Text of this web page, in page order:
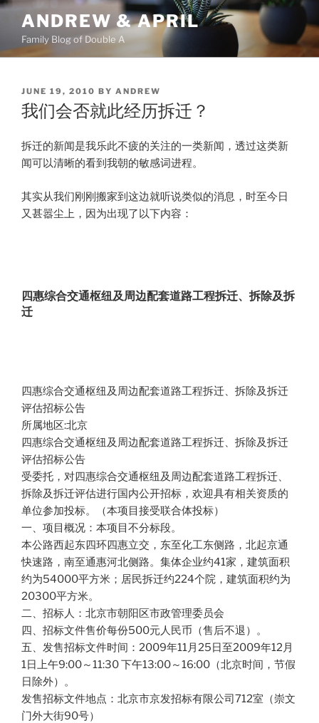
Skip
content
ANDREW & APRIL
Family Blog of Double A
POSTED
ON
JUNE 19, 2010 BY ANDREW
我们会否就此经历拆迁？
拆迁的新闻是我乐此不疲的关注的一类新闻，透过这类新
闻可以清晰的看到我朝的敏感词进程。
其实从我们刚刚搬家到这边就听说类似的消息，时至今日
又甚嚣尘上，因为出现了以下内容：
四惠综合交通枢纽及周边配套道路工程拆迁、拆除及拆
迁
四惠综合交通枢纽及周边配套道路工程拆迁、拆除及拆迁
评估招标公告
所属地区:北京
四惠综合交通枢纽及周边配套道路工程拆迁、拆除及拆迁
评估招标公告
受委托，对四惠综合交通枢纽及周边配套道路工程拆迁、
拆除及拆迁评估进行国内公开招标，欢迎具有相关资质的
单位参加投标。（本项目接受联合体投标）
一、项目概况：本项目不分标段。
本公路西起东四环四惠立交，东至化工东侧路，北起京通
快速路，南至通惠河北侧路。集体企业约41家，建筑面积
约为54000平方米；居民拆迁约224个院，建筑面积约为
20300平方米。
二、招标人：北京市朝阳区市政管理委员会
四、招标文件售价每份500元人民币（售后不退）。
五、发售招标文件时间：2009年11月25日至2009年12月
1日上午9:00～11:30 下午13:00～16:00（北京时间，节假
日除外）。
发售招标文件地点：北京市京发招标有限公司712室（崇文
门外大街90号）